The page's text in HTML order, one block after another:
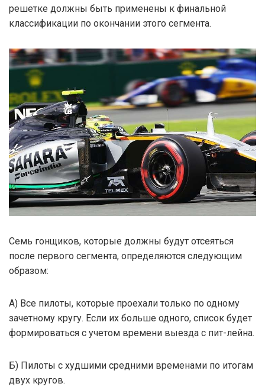
решетке должны быть применены к финальной
классификации по окончании этого сегмента.
Семь гонщиков, которые должны будут отсеяться
после первого сегмента, определяются следующим
образом:
А) Все пилоты, которые проехали только по одному
зачетному кругу. Если их больше одного, список будет
формироваться с учетом времени выезда с пит-лейна.
Б) Пилоты с худшими средними временами по итогам
двух кругов.